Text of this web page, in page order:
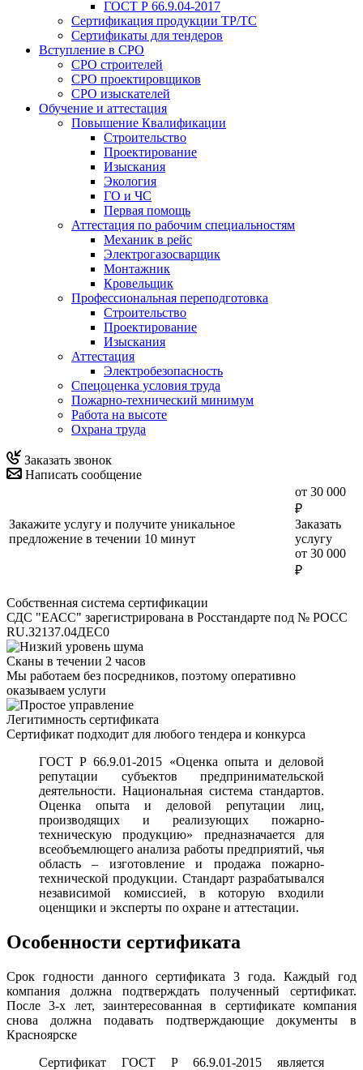
ГОСТ Р 66.9.04-2017
Сертификация продукции ТР/ТС
Сертификаты для тендеров
Вступление в СРО
СРО строителей
СРО проектировщиков
СРО изыскателей
Обучение и аттестация
Повышение Квалификации
Строительство
Проектирование
Изыскания
Экология
ГО и ЧС
Первая помощь
Аттестация по рабочим специальностям
Механик в рейс
Электрогазосварщик
Монтажник
Кровельщик
Профессиональная переподготовка
Строительство
Проектирование
Изыскания
Аттестация
Электробезопасность
Спецоценка условия труда
Пожарно-технический минимум
Работа на высоте
Охрана труда
Заказать звонок
Написать сообщение
Закажите услугу и получите уникальное
предложение в течении 10 минут
от 30 000
₽
Заказать
услугу
от 30 000
₽
Собственная система сертификации
СДС "ЕАСС" зарегистрирована в Росстандарте под № РОСС
RU.З2137.04ДЕС0
Сканы в течении 2 часов
Мы работаем без посредников, поэтому оперативно
оказываем услуги
Легитимность сертификата
Сертификат подходит для любого тендера и конкурса
ГОСТ Р 66.9.01-2015 «Оценка опыта и деловой
репутации субъектов предпринимательской
деятельности. Национальная система стандартов.
Оценка опыта и деловой репутации лиц,
производящих и реализующих пожарно-
техническую продукцию» предназначается для
всеобъемлющего анализа работы предприятий, чья
область – изготовление и продажа пожарно-
технической продукции. Стандарт разрабатывался
независимой комиссией, в которую входили
оценщики и эксперты по охране и аттестации.
Особенности сертификата
Срок годности данного сертификата 3 года. Каждый год
компания должна подтверждать полученный сертификат.
После 3-х лет, заинтересованная в сертификате компания
снова должна подавать подтверждающие документы в
Красноярске
Сертификат ГОСТ Р 66.9.01-2015 является